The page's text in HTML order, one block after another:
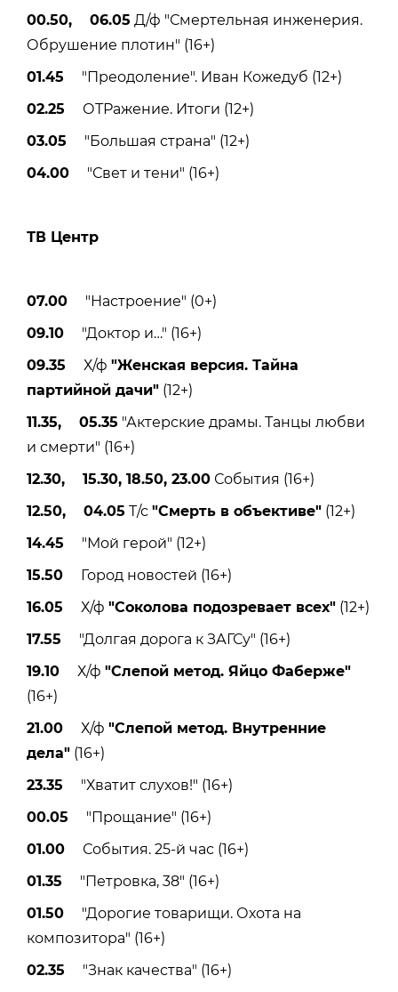
00.50, 06.05 Д/ф "Смертельная инженерия.
Обрушение плотин" (16+)
01.45 "Преодоление". Иван Кожедуб (12+)
02.25 ОТРажение. Итоги (12+)
03.05 "Большая страна" (12+)
04.00 "Свет и тени" (16+)
ТВ Центр
07.00 "Настроение" (0+)
09.10 "Доктор и…" (16+)
09.35 Х/ф "Женская версия. Тайна
партийной дачи" (12+)
11.35, 05.35 "Актерские драмы. Танцы любви
и смерти" (16+)
12.30, 15.30, 18.50, 23.00 События (16+)
12.50, 04.05 Т/с "Смерть в объективе" (12+)
14.45 "Мой герой" (12+)
15.50 Город новостей (16+)
16.05 Х/ф "Соколова подозревает всех" (12+)
17.55 "Долгая дорога к ЗАГСу" (16+)
19.10 Х/ф "Слепой метод. Яйцо Фаберже"
(16+)
21.00 Х/ф "Слепой метод. Внутренние
дела" (16+)
23.35 "Хватит слухов!" (16+)
00.05 "Прощание" (16+)
01.00 События. 25-й час (16+)
01.35 "Петровка, 38" (16+)
01.50 "Дорогие товарищи. Охота на
композитора" (16+)
02.35 "Знак качества" (16+)